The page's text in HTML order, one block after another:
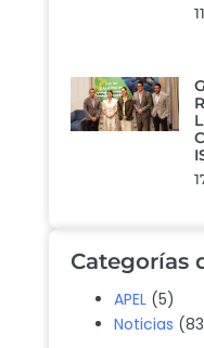
Categorías
APEL (5)
Noticias